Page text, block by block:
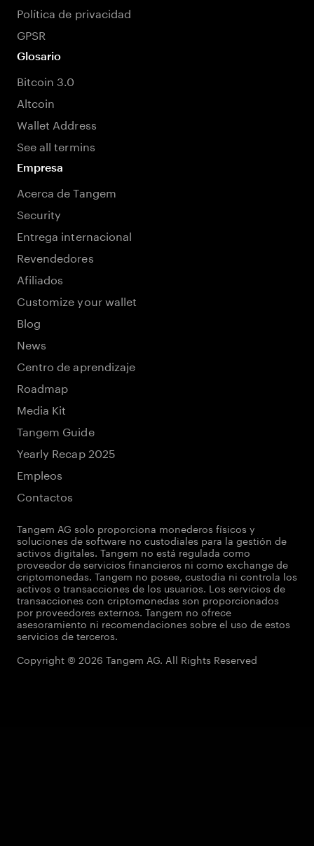
Política de privacidad
GPSR
Glosario
Bitcoin 3.0
Altcoin
Wallet Address
See all termins
Empresa
Acerca de Tangem
Security
Entrega internacional
Revendedores
Afiliados
Customize your wallet
Blog
News
Centro de aprendizaje
Roadmap
Media Kit
Tangem Guide
Yearly Recap 2025
Empleos
Contactos
Tangem AG solo proporciona monederos físicos y
soluciones de software no custodiales para la gestión de
activos digitales. Tangem no está regulada como
proveedor de servicios financieros ni como exchange de
criptomonedas. Tangem no posee, custodia ni controla los
activos o transacciones de los usuarios. Los servicios de
transacciones con criptomonedas son proporcionados
por proveedores externos. Tangem no ofrece
asesoramiento ni recomendaciones sobre el uso de estos
servicios de terceros.